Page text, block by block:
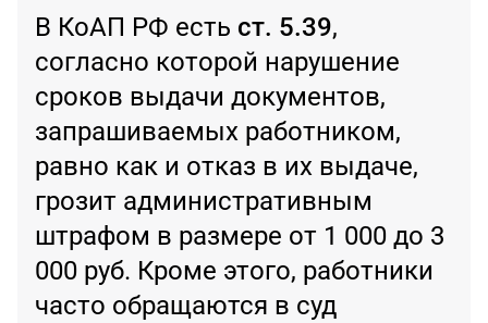
В КоАП РФ есть ст. 5.39,
согласно которой нарушение
сроков выдачи документов,
запрашиваемых работником,
равно как и отказ в их выдаче,
грозит административным
штрафом в размере от 1 000 до 3
000 руб. Кроме этого, работники
часто обращаются в суд